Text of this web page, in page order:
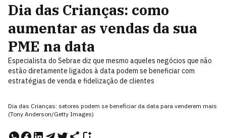
Dia das Crianças: como
aumentar as vendas da sua
PME na data
Especialista do Sebrae diz que mesmo aqueles negócios que não
estão diretamente ligados à data podem se beneficiar com
estratégias de venda e fidelização de clientes
Dia das Crianças: setores podem se beneficiar da data para venderem mais
(Tony Anderson/Getty Images)